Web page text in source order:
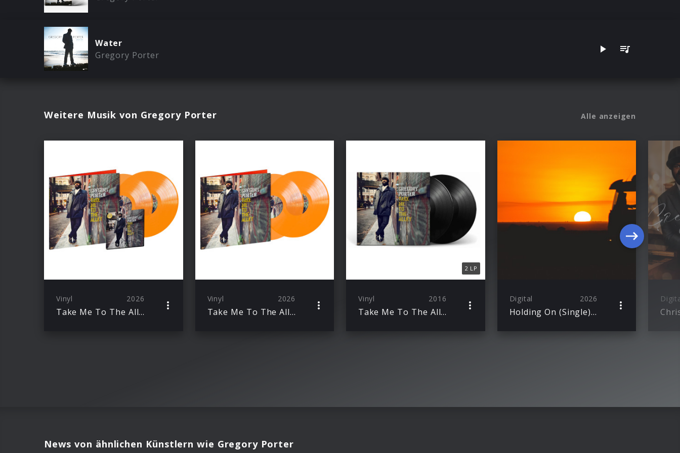
Water
Gregory Porter
Weitere Musik von Gregory Porter Alle anzeigen
Vinyl 2026
Take Me To The Alley (10th Anniv. Ed./Orange 2LP + signed Art Card)
Vinyl 2026
Take Me To The Alley (10th Anniversary Edition/Orange 2LP)
2 LP
Vinyl 2016
Take Me To The Alley (Black 2LP)
Digital 2026
Holding On (Single) – RULES REMIX
News von ähnlichen Künstlern wie Gregory Porter